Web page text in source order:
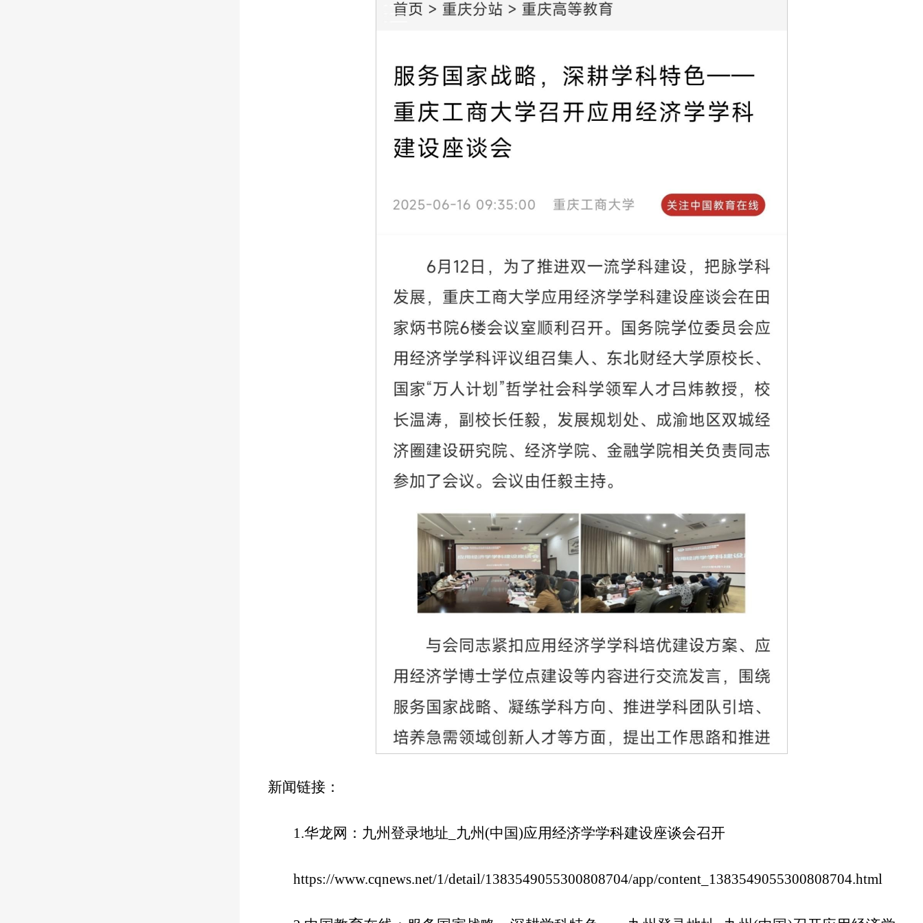
新闻链接：
1.华龙网：九州登录地址_九州(中国)应用经济学学科建设座谈会召开
https://www.cqnews.net/1/detail/1383549055300808704/app/content_1383549055300808704.html